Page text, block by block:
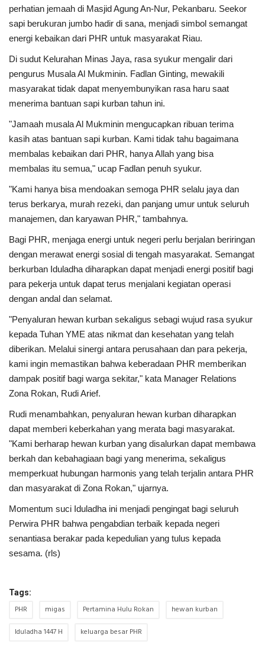
perhatian jemaah di Masjid Agung An-Nur, Pekanbaru. Seekor
sapi berukuran jumbo hadir di sana, menjadi simbol semangat
energi kebaikan dari PHR untuk masyarakat Riau.
Di sudut Kelurahan Minas Jaya, rasa syukur mengalir dari
pengurus Musala Al Mukminin. Fadlan Ginting, mewakili
masyarakat tidak dapat menyembunyikan rasa haru saat
menerima bantuan sapi kurban tahun ini.
"Jamaah musala Al Mukminin mengucapkan ribuan terima
kasih atas bantuan sapi kurban. Kami tidak tahu bagaimana
membalas kebaikan dari PHR, hanya Allah yang bisa
membalas itu semua," ucap Fadlan penuh syukur.
"Kami hanya bisa mendoakan semoga PHR selalu jaya dan
terus berkarya, murah rezeki, dan panjang umur untuk seluruh
manajemen, dan karyawan PHR," tambahnya.
Bagi PHR, menjaga energi untuk negeri perlu berjalan beriringan
dengan merawat energi sosial di tengah masyarakat. Semangat
berkurban Iduladha diharapkan dapat menjadi energi positif bagi
para pekerja untuk dapat terus menjalani kegiatan operasi
dengan andal dan selamat.
"Penyaluran hewan kurban sekaligus sebagi wujud rasa syukur
kepada Tuhan YME atas nikmat dan kesehatan yang telah
diberikan. Melalui sinergi antara perusahaan dan para pekerja,
kami ingin memastikan bahwa keberadaan PHR memberikan
dampak positif bagi warga sekitar," kata Manager Relations
Zona Rokan, Rudi Arief.
Rudi menambahkan, penyaluran hewan kurban diharapkan
dapat memberi keberkahan yang merata bagi masyarakat.
"Kami berharap hewan kurban yang disalurkan dapat membawa
berkah dan kebahagiaan bagi yang menerima, sekaligus
memperkuat hubungan harmonis yang telah terjalin antara PHR
dan masyarakat di Zona Rokan," ujarnya.
Momentum suci Iduladha ini menjadi pengingat bagi seluruh
Perwira PHR bahwa pengabdian terbaik kepada negeri
senantiasa berakar pada kepedulian yang tulus kepada
sesama. (rls)
Tags:
PHR migas Pertamina Hulu Rokan
hewan kurban
Iduladha 1447 H
keluarga besar PHR